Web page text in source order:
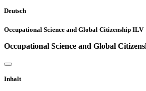
Deutsch
Occupational Science and Global Citizenship ILV
Occupational Science and Global
Inhalt